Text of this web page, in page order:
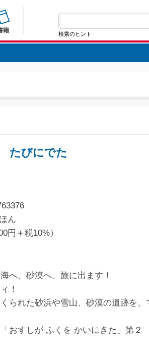
籍 検索のヒント
びにでた
ん
円＋税10%）
へ、砂漠へ、旅に出ます！
！
られた砂浜や雪山、砂漠の遺跡を、
おすしが ふくを かいにきた」第２